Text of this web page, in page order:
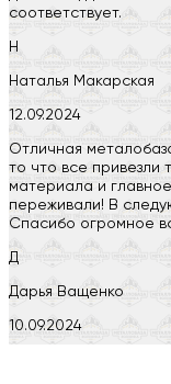
соответствует.
Н
Наталья Макарская
12.09.2024
Отличная
то что все привезли
материала и
переживали! В
Спасибо огромное
Д
Дарья Ващенко
10.09.2024